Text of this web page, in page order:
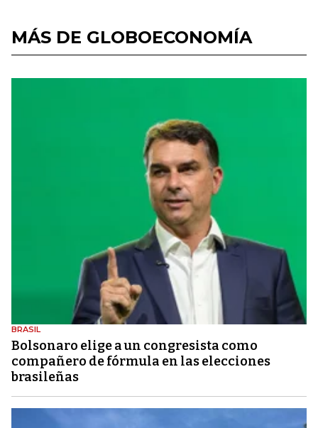
MÁS DE GLOBOECONOMÍA
BRASIL
Bolsonaro elige a un congresista como
compañero de fórmula en las elecciones
brasileñas